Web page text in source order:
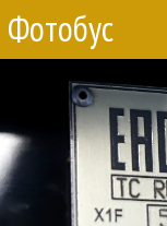
Фотобус